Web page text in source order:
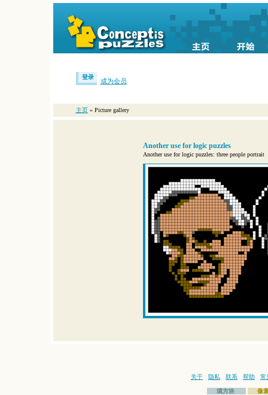
登录
成为会员
主页 » Picture gallery
Another use for logic puzzles
Another use for logic puzzles: three people portrait
关于 隐私 联系 帮助 常
填方块
像